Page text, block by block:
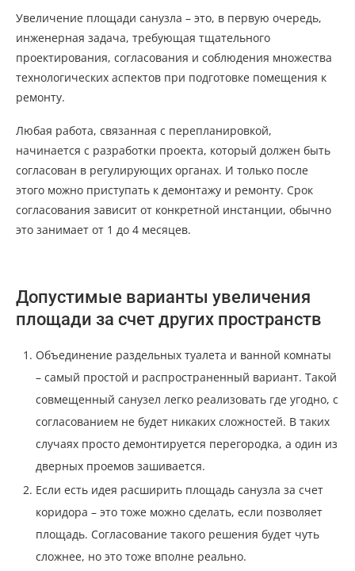
Увеличение площади санузла – это, в первую очередь,
инженерная задача, требующая тщательного
проектирования, согласования и соблюдения множества
технологических аспектов при подготовке помещения к
ремонту.
Любая работа, связанная с перепланировкой,
начинается с разработки проекта, который должен быть
согласован в регулирующих органах. И только после
этого можно приступать к демонтажу и ремонту. Срок
согласования зависит от конкретной инстанции, обычно
это занимает от 1 до 4 месяцев.
Допустимые варианты увеличения
площади за счет других пространств
Объединение раздельных туалета и ванной комнаты
– самый простой и распространенный вариант. Такой
совмещенный санузел легко реализовать где угодно, с
согласованием не будет никаких сложностей. В таких
случаях просто демонтируется перегородка, а один из
дверных проемов зашивается.
Если есть идея расширить площадь санузла за счет
коридора – это тоже можно сделать, если позволяет
площадь. Согласование такого решения будет чуть
сложнее, но это тоже вполне реально.